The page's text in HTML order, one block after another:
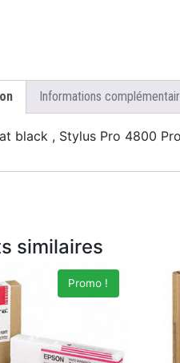
Informations
black , Stylus Pro 4800
similaires
Promo !